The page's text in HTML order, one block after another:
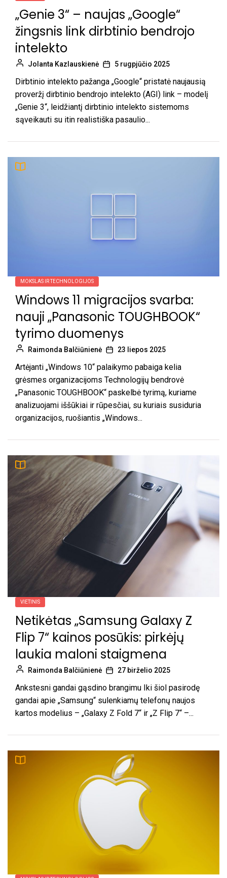
„Genie 3“ – naujas „Google“
žingsnis link dirbtinio bendrojo
intelekto
Jolanta Kazlauskienė 5 rugpjūčio 2025
Dirbtinio intelekto pažanga „Google“ pristatė naujausią
proveržį dirbtinio bendrojo intelekto (AGI) link – modelį
„Genie 3“, leidžiantį dirbtinio intelekto sistemoms
sąveikauti su itin realistiška pasaulio...
MOKSLAS IR TECHNOLOGIJOS
Windows 11 migracijos svarba:
nauji „Panasonic TOUGHBOOK“
tyrimo duomenys
Raimonda Balčiūnienė 23 liepos 2025
Artėjanti „Windows 10“ palaikymo pabaiga kelia
grėsmes organizacijoms Technologijų bendrovė
„Panasonic TOUGHBOOK“ paskelbė tyrimą, kuriame
analizuojami iššūkiai ir rūpesčiai, su kuriais susiduria
organizacijos, ruošiantis „Windows...
VIETINIS
Netikėtas „Samsung Galaxy Z
Flip 7“ kainos posūkis: pirkėjų
laukia maloni staigmena
Raimonda Balčiūnienė 27 birželio 2025
Ankstesni gandai gąsdino brangimu Iki šiol pasirodę
gandai apie „Samsung“ sulenkiamų telefonų naujos
kartos modelius – „Galaxy Z Fold 7“ ir „Z Flip 7“ –...